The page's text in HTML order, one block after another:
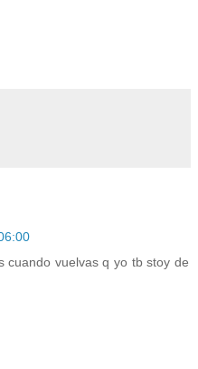
cuando vuelvas q yo tb stoy de